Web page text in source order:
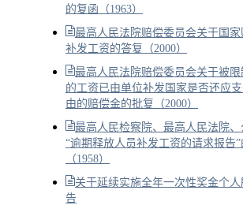
的复函（1963）
最高人民法院赔偿委员会关于国
补发工资的答复（2000）
最高人民法院赔偿委员会关于被
的工资已由单位补发国家是否还应
由的赔偿金的批复（2000）
最高人民检察院、最高人民法院
“逾期释放人员补发工资的请求报告
（1958）
关于延续实施全年一次性奖金个
告